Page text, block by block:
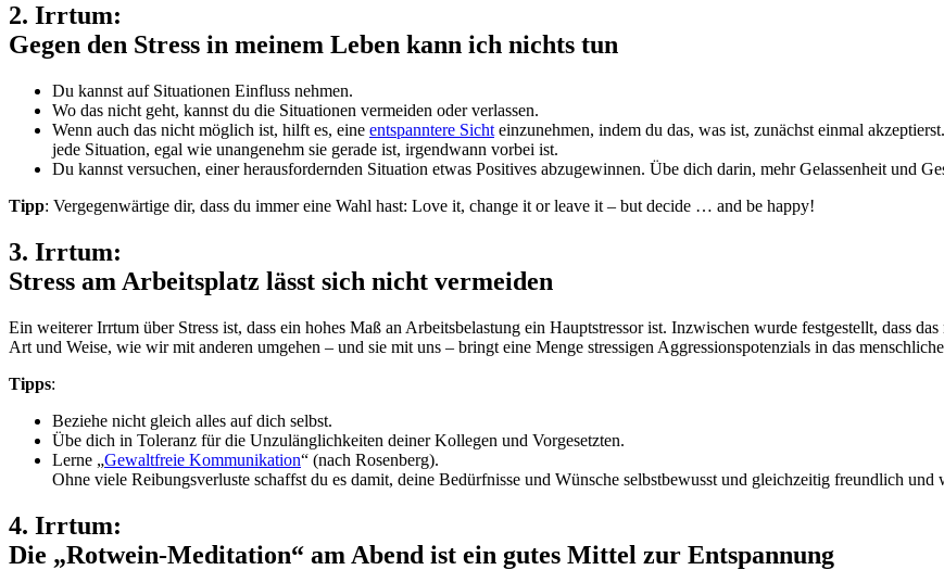
2. Irrtum:
Gegen den Stress in meinem Leben kann ich nichts tun
Du kannst auf Situationen Einfluss nehmen.
Wo das nicht geht, kannst du die Situationen vermeiden oder verlassen.
Wenn auch das nicht möglich ist, hilft es, eine entspanntere Sicht einzunehmen, indem du das, was ist, zunächst einmal akzeptierst.
jede Situation, egal wie unangenehm sie gerade ist, irgendwann vorbei ist.
Du kannst versuchen, einer herausfordernden Situation etwas Positives abzugewinnen. Übe dich darin, mehr Gelassenheit und
Tipp: Vergegenwärtige dir, dass du immer eine Wahl hast: Love it, change it or leave it – but decide … and be happy!
3. Irrtum:
Stress am Arbeitsplatz lässt sich nicht vermeiden
Ein weiterer Irrtum über Stress ist, dass ein hohes Maß an Arbeitsbelastung ein Hauptstressor ist. Inzwischen wurde festgestellt, dass
Art und Weise, wie wir mit anderen umgehen – und sie mit uns – bringt eine Menge stressigen Aggressionspotenzials in das
Tipps:
Beziehe nicht gleich alles auf dich selbst.
Übe dich in Toleranz für die Unzulänglichkeiten deiner Kollegen und Vorgesetzten.
Lerne „Gewaltfreie Kommunikation“ (nach Rosenberg).
Ohne viele Reibungsverluste schaffst du es damit, deine Bedürfnisse und Wünsche selbstbewusst und gleichzeitig freundlich und
4. Irrtum:
Die „Rotwein-Meditation“ am Abend ist ein gutes Mittel zur Entspannung